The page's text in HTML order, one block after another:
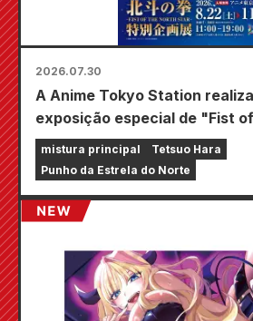
2026.07.30
A Anime Tokyo Station
exposição especial de "Fist
Star"!!
mistura principal
Tetsuo Hara
Punho da Estrela do Norte